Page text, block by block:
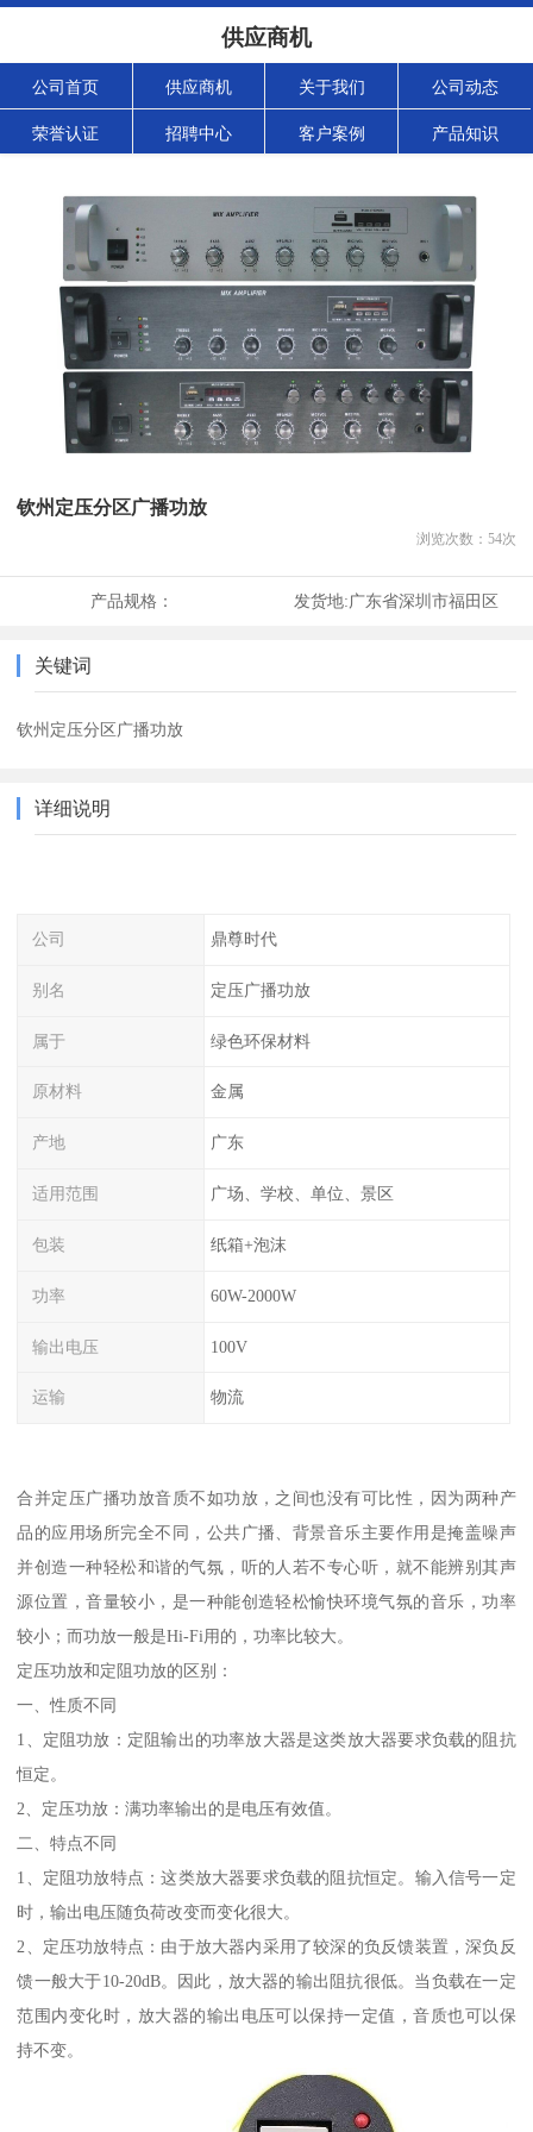
供应商机
公司首页 供应商机 关于我们 公司动态
荣誉认证 招聘中心 客户案例 产品知识
钦州定压分区广播功放
浏览次数： 54次
产品规格： 发货地:广东省深圳市福田区
关键词
钦州定压分区广播功放
详细说明
公司 鼎尊时代
别名 定压广播功放
属于 绿色环保材料
原材料 金属
产地 广东
适用范围 广场、学校、单位、景区
包装 纸箱+泡沫
功率 60W-2000W
输出电压 100V
运输 物流
合并定压广播功放音质不如功放，之间也没有可比性，因为两种产
品的应用场所完全不同，公共广播、背景音乐主要作用是掩盖噪声
并创造一种轻松和谐的气氛，听的人若不专心听，就不能辨别其声
源位置，音量较小，是一种能创造轻松愉快环境气氛的音乐，功率
较小；而功放一般是Hi-Fi用的，功率比较大。
定压功放和定阻功放的区别：
一、性质不同
1、定阻功放：定阻输出的功率放大器是这类放大器要求负载的阻抗
恒定。
2、定压功放：满功率输出的是电压有效值。
二、特点不同
1、定阻功放特点：这类放大器要求负载的阻抗恒定。输入信号一定
时，输出电压随负荷改变而变化很大。
2、定压功放特点：由于放大器内采用了较深的负反馈装置，深负反
馈一般大于10-20dB。因此，放大器的输出阻抗很低。当负载在一定
范围内变化时，放大器的输出电压可以保持一定值，音质也可以保
持不变。